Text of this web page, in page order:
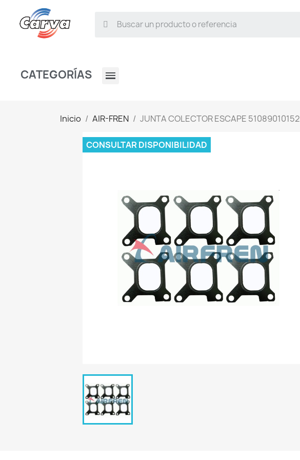
CATEGORÍAS
Inicio AIR-FREN JUNTA COLECTOR ESCAPE 51089010152
CONSULTAR DISPONIBILIDAD